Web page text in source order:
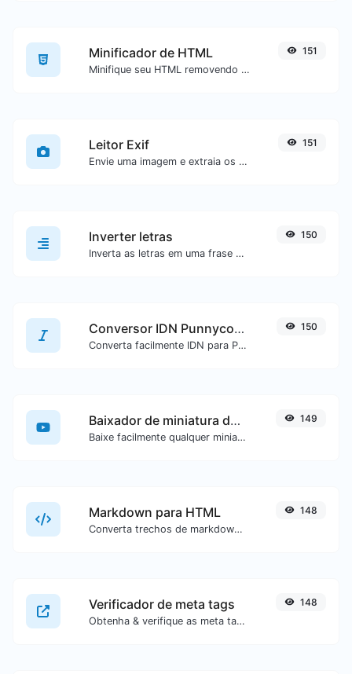
Minificador de HTML
Minifique seu HTML removendo todos os caracteres desnecessários.
151
Leitor Exif
Envie uma imagem e extraia os dados dela.
151
Inverter letras
Inverta as letras em uma frase ou parágrafo com facilidade.
150
Conversor IDN Punnycode
Converta facilmente IDN para Punnycode e vice-versa.
150
Baixador de miniatura do YouTube
Baixe facilmente qualquer miniatura de vídeo do YouTube em todos os tamanhos disponíveis.
149
Markdown para HTML
Converta trechos de markdown em código HTML puro.
148
Verificador de meta tags
Obtenha & verifique as meta tags de qualquer site.
148